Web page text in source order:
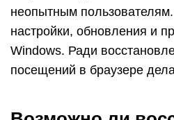
неопытным
настройки, обновления и
Windows. Ради
посещений в браузере